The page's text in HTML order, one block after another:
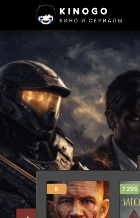
KINOGO
КИНО И СЕРИАЛЫ
6 7.296